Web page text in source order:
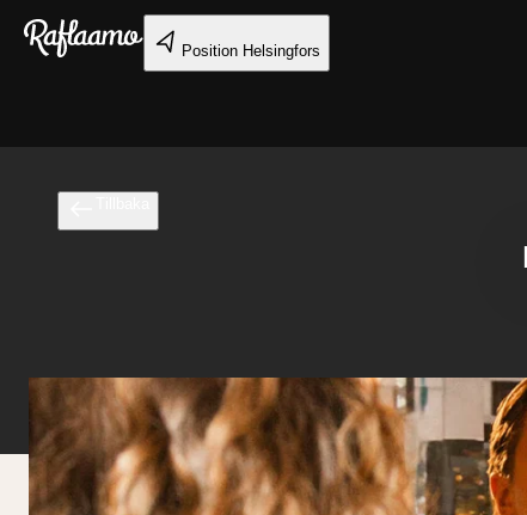
Gå till huvudinnehållet
Position Helsingfors